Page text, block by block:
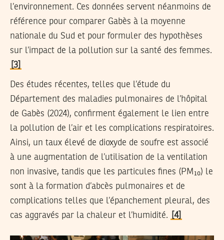
l’environnement. Ces données servent néanmoins de
référence pour comparer Gabès à la moyenne
nationale du Sud et pour formuler des hypothèses
sur l’impact de la pollution sur la santé des femmes.
[3]
Des études récentes, telles que l’étude du
Département des maladies pulmonaires de l’hôpital
de Gabès (2024), confirment également le lien entre
la pollution de l’air et les complications respiratoires.
Ainsi, un taux élevé de dioxyde de soufre est associé
à une augmentation de l’utilisation de la ventilation
non invasive, tandis que les particules fines (PM₁₀) le
sont à la formation d’abcès pulmonaires et de
complications telles que l’épanchement pleural, des
cas aggravés par la chaleur et l’humidité.
[4]